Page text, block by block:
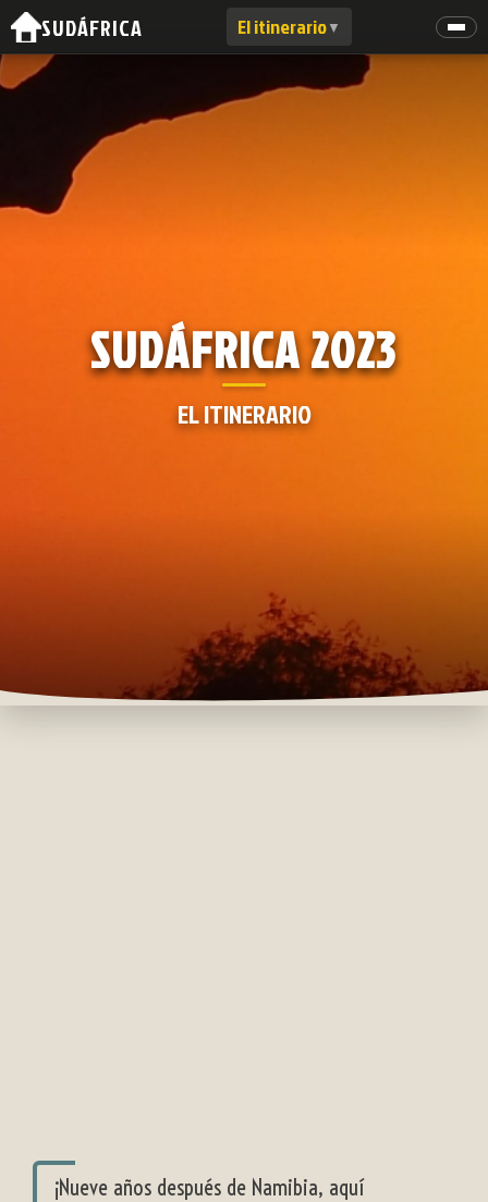
SUDÁFRICA El itinerario▼
SUDÁFRICA 2023
EL ITINERARIO
¡Nueve años después de Namibia, aquí